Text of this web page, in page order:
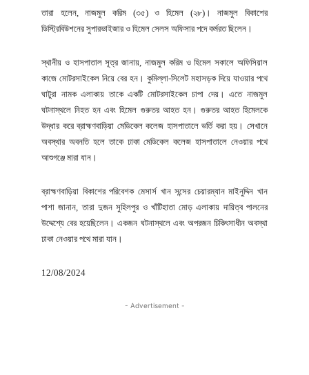
তারা হলেন, নাজমুল করিম (৩৫) ও হিমেল (২৮)। নাজমুল বিকাশের
ডিস্ট্রিবিউশনের সুপারভাইজার ও হিমেল সেলস অফিসার পদে কর্মরত ছিলেন।
স্থানীয় ও হাসপাতাল সূত্র জানায়, নাজমুল করিম ও হিমেল সকালে অফিসিয়াল
কাজে মোটরসাইকেল নিয়ে বের হন। কুমিল্লা-সিলেট মহাসড়ক দিয়ে যাওয়ার পথে
ঘাটুরা নামক এলাকায় তাকে একটি মোটরসাইকেল চাপা দেয়। এতে নাজমুল
ঘটনাস্থলে নিহত হন এবং হিমেল গুরুতর আহত হন। গুরুতর আহত হিমেলকে
উদ্ধার করে ব্রাহ্মণবাড়িয়া মেডিকেল কলেজ হাসপাতালে ভর্তি করা হয়। সেখানে
অবস্থার অবনতি হলে তাকে ঢাকা মেডিকেল কলেজ হাসপাতালে নেওয়ার পথে
আশুগঞ্জে মারা যান।
ব্রাহ্মণবাড়িয়া বিকাশের পরিবেশক মেসার্স খান সন্সের চেয়ারম্যান মাইনুদ্দিন খান
পাশা জানান, তারা দুজন সুহিলপুর ও খাঁটিহাতা মোড় এলাকায় দায়িত্ব পালনের
উদ্দেশ্যে বের হয়েছিলেন। একজন ঘটনাস্থলে এবং অপরজন চিকিৎসাধীন অবস্থা
ঢাকা নেওয়ার পথে মারা যান।
12/08/2024
- Advertisement -